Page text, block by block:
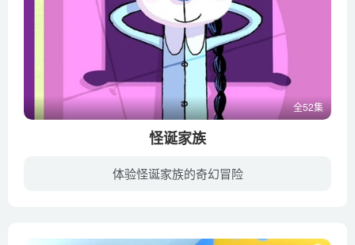
全52集
怪诞家族
体验怪诞家族的奇幻冒险